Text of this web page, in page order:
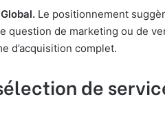
Le positionnement
question de marketing ou de
d’acquisition complet.
de